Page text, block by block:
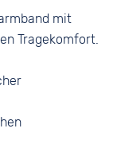
mit
Tragekomfort.